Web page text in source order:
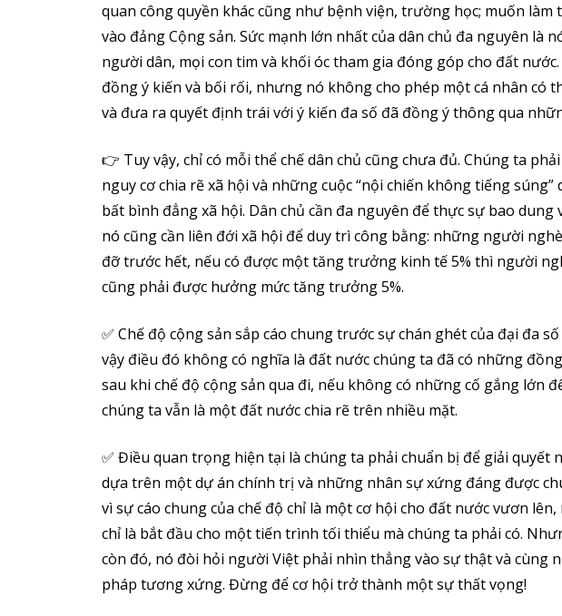
quan công quyền khác cũng như bệnh viện, trường học; muốn
vào đảng Cộng sản. Sức mạnh lớn nhất của dân chủ đa nguyên là
người dân, mọi con tim và khối óc tham gia đóng góp cho đất
đồng ý kiến và bối rối, nhưng nó không cho phép một cá nhân có
và đưa ra quyết định trái với ý kiến đa số đã đồng ý thông qua
👉 Tuy vậy, chỉ có mỗi thể chế dân chủ cũng chưa đủ. Chúng ta
nguy cơ chia rẽ xã hội và những cuộc “nội chiến không tiếng
bất bình đẳng xã hội. Dân chủ cần đa nguyên để thực sự bao dung
nó cũng cần liên đới xã hội để duy trì công bằng: những người
đỡ trước hết, nếu có được một tăng trưởng kinh tế 5% thì người
cũng phải được hưởng mức tăng trưởng 5%.
✅ Chế độ cộng sản sắp cáo chung trước sự chán ghét của đại đa
vậy điều đó không có nghĩa là đất nước chúng ta đã có những
sau khi chế độ cộng sản qua đi, nếu không có những cố gắng lớn
chúng ta vẫn là một đất nước chia rẽ trên nhiều mặt.
✅ Điều quan trọng hiện tại là chúng ta phải chuẩn bị để giải quyết
dựa trên một dự án chính trị và những nhân sự xứng đáng được
vì sự cáo chung của chế độ chỉ là một cơ hội cho đất nước vươn
chỉ là bắt đầu cho một tiến trình tối thiểu mà chúng ta phải có.
còn đó, nó đòi hỏi người Việt phải nhìn thẳng vào sự thật và cùng
pháp tương xứng. Đừng để cơ hội trở thành một sự thất vọng!